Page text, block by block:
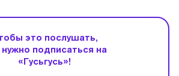
это послушать,
подписаться на
«Гусьгусь»!